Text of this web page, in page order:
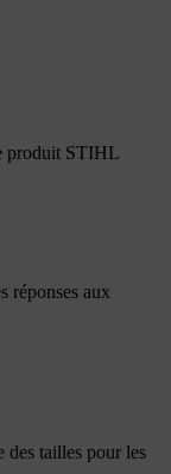
produit STIHL
réponses aux
des tailles pour les